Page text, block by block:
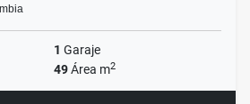
1 Garaje
49Área m2